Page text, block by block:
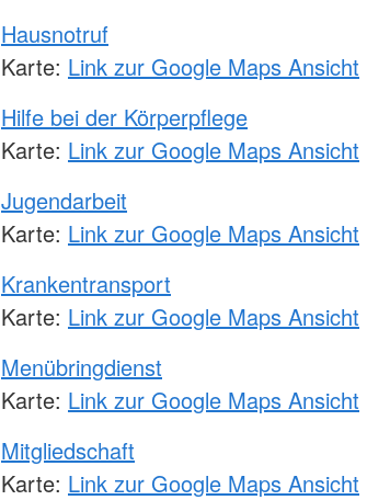
Hausnotruf
Karte: Link zur Google Maps Ansicht
Hilfe bei der Körperpflege
Karte: Link zur Google Maps Ansicht
Jugendarbeit
Karte: Link zur Google Maps Ansicht
Krankentransport
Karte: Link zur Google Maps Ansicht
Menübringdienst
Karte: Link zur Google Maps Ansicht
Mitgliedschaft
Karte: Link zur Google Maps Ansicht